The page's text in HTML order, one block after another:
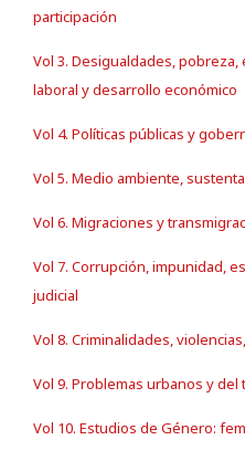
participación
Vol 3. Desigualdades,
laboral y desarrollo económico
Vol 4. Políticas públicas y
Vol 5. Medio ambiente,
Vol 6. Migraciones y
Vol 7. Corrupción, impunidad,
judicial
Vol 8. Criminalidades,
Vol 9. Problemas urbanos y del
Vol 10. Estudios de Género: